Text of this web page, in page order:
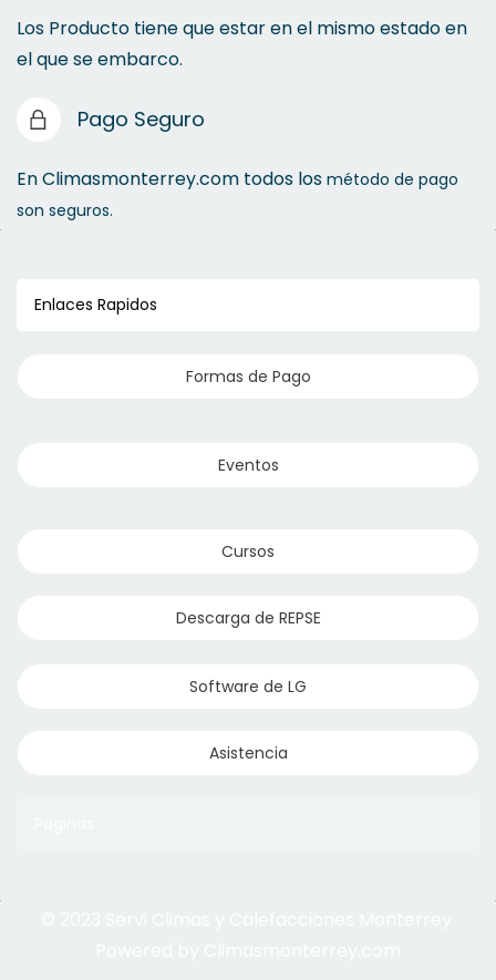
Los Producto tiene que estar en el mismo estado en
el que se embarco.
Pago Seguro
En Climasmonterrey.com todos los método de pago
son seguros.
Enlaces Rapidos
Formas de Pago
Eventos
Cursos
Descarga de REPSE
Software de LG
Asistencia